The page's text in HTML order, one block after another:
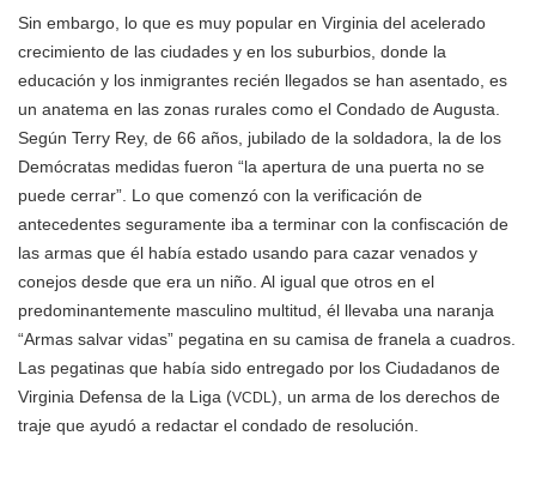
Sin embargo, lo que es muy popular en Virginia del acelerado
crecimiento de las ciudades y en los suburbios, donde la
educación y los inmigrantes recién llegados se han asentado, es
un anatema en las zonas rurales como el Condado de Augusta.
Según Terry Rey, de 66 años, jubilado de la soldadora, la de los
Demócratas medidas fueron “la apertura de una puerta no se
puede cerrar”. Lo que comenzó con la verificación de
antecedentes seguramente iba a terminar con la confiscación de
las armas que él había estado usando para cazar venados y
conejos desde que era un niño. Al igual que otros en el
predominantemente masculino multitud, él llevaba una naranja
“Armas salvar vidas” pegatina en su camisa de franela a cuadros.
Las pegatinas que había sido entregado por los Ciudadanos de
Virginia Defensa de la Liga (VCDL ), un arma de los derechos de
traje que ayudó a redactar el condado de resolución.